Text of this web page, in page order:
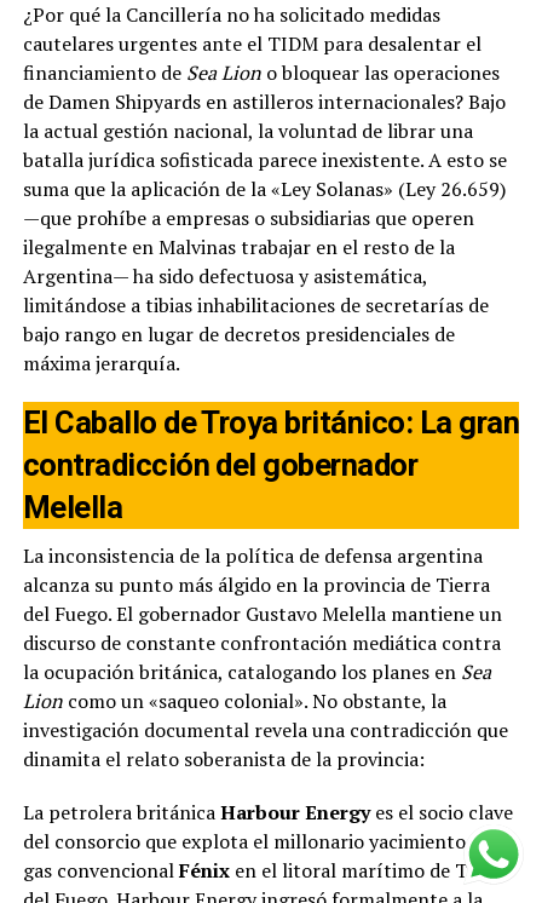
¿Por qué la Cancillería no ha solicitado medidas
cautelares urgentes ante el TIDM para desalentar el
financiamiento de Sea Liono bloquear las operaciones
de Damen Shipyards en astilleros internacionales? Bajo
la actual gestión nacional, la voluntad de librar una
batalla jurídica sofisticada parece inexistente. A esto se
suma que la aplicación de la «Ley Solanas» (Ley 26.659)
—que prohíbe a empresas o subsidiarias que operen
ilegalmente en Malvinas trabajar en el resto de la
Argentina— ha sido defectuosa y asistemática,
limitándose a tibias inhabilitaciones de secretarías de
bajo rango en lugar de decretos presidenciales de
máxima jerarquía.
El Caballo de Troya británico: La gran
contradicción del gobernador
Melella
La inconsistencia de la política de defensa argentina
alcanza su punto más álgido en la provincia de Tierra
del Fuego. El gobernador Gustavo Melella mantiene un
discurso de constante confrontación mediática contra
la ocupación británica, catalogando los planes en Sea
Lioncomo un «saqueo colonial». No obstante, la
investigación documental revela una contradicción que
dinamita el relato soberanista de la provincia:
La petrolera británicaHarbour Energyes el socio clave
del consorcio que explota el millonario yacimiento de
gas convencionalFénixen el litoral marítimo de Tierra